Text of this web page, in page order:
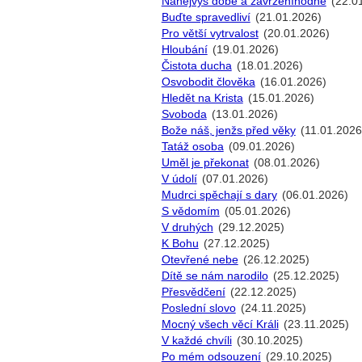
Buďte spravedliví (21.01.2026)
Pro větší vytrvalost (20.01.2026)
Hloubání (19.01.2026)
Čistota ducha (18.01.2026)
Osvobodit člověka (16.01.2026)
Hledět na Krista (15.01.2026)
Svoboda (13.01.2026)
Bože náš, jenžs před věky
Tatáž osoba (09.01.2026)
Uměl je překonat (08.01.2026)
V údolí (07.01.2026)
Mudrci spěchají s dary (06.01.2026)
S vědomím (05.01.2026)
V druhých (29.12.2025)
K Bohu (27.12.2025)
Otevřené nebe (26.12.2025)
Dítě se nám narodilo (25.12.2025)
Přesvědčení (22.12.2025)
Poslední slovo (24.11.2025)
Mocný všech věcí Králi (23.11.2025)
V každé chvíli (30.10.2025)
Po mém odsouzení (29.10.2025)